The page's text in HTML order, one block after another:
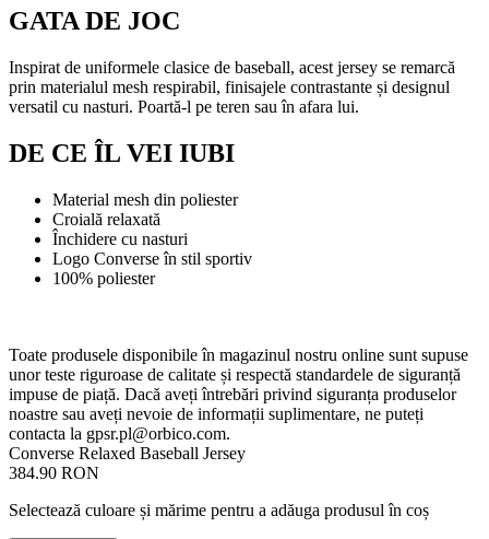
GATA DE JOC
Inspirat de uniformele clasice de baseball, acest jersey se remarcă
prin materialul mesh respirabil, finisajele contrastante și designul
versatil cu nasturi. Poartă-l pe teren sau în afara lui.
DE CE ÎL VEI IUBI
Material mesh din poliester
Croială relaxată
Închidere cu nasturi
Logo Converse în stil sportiv
100% poliester
Toate produsele disponibile în magazinul nostru online sunt supuse
unor teste riguroase de calitate și respectă standardele de siguranță
impuse de piață. Dacă aveți întrebări privind siguranța produselor
noastre sau aveți nevoie de informații suplimentare, ne puteți
contacta la gpsr.pl@orbico.com.
Converse Relaxed Baseball Jersey
384.90 RON
Selectează culoare și mărime pentru a adăuga produsul în coș